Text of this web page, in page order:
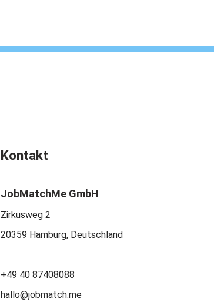
Kontakt
JobMatchMe GmbH
Zirkusweg 2
20359 Hamburg, Deutschland
+49 40 87408088
hallo@jobmatch.me